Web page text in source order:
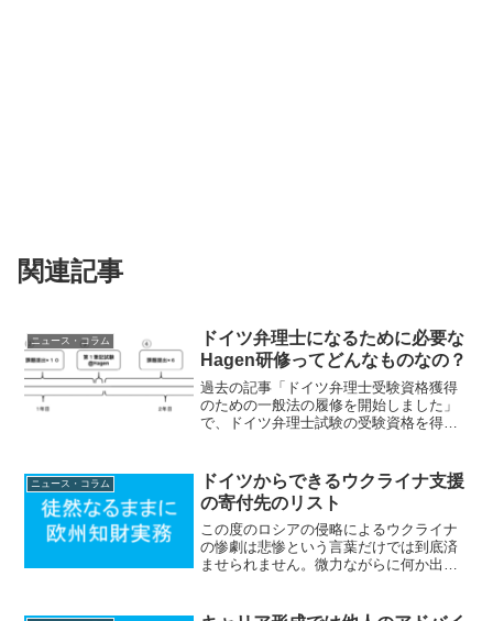
関連記事
ニュース・コラム
ドイツ弁理士になるために必要な
Hagen研修ってどんなものなの？
過去の記事「ドイツ弁理士受験資格獲得
のための一般法の履修を開始しました」
で、ドイツ弁理士試験の受験資格を得る
とを説明しました。この履修過程は
Nordrhein-West...
ニュース・コラム
ドイツからできるウクライナ支援
の寄付先のリスト
この度のロシアの侵略によるウクライナ
の惨劇は悲惨という言葉だけでは到底済
ませられません。微力ながらに何か出来
の寄付先のリストを作成しました。この